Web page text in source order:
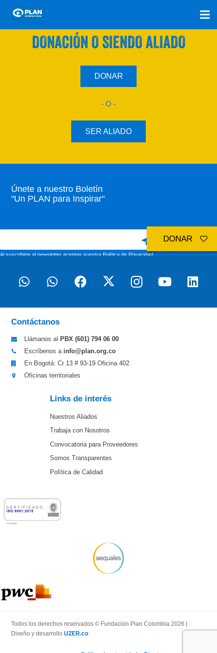
SÚMATE A NUESTRO PLAN CON UNA
DONACIÓN O SIENDO ALIADO
DONAR
- O -
SER ALIADO
Únete a nuestro Boletín
"Un PLAN para Inspirar"
Al suscribirte al newsletter aceptas nuestraPolítica de Privacidad
Contáctanos
Llámanos al PBX (601) 794 06 00
Escríbenos a info@plan.org.co
En Bogotá: Cr 13 # 93-19 Oficina 402
Oficinas territoriales
Links de interés
Nuestros Aliados
Trabaja con Nosotros
Convocatoria para Proveedores
Somos Transparentes
Política de Calidad
Todos los derechos reservados © Fundación Plan Colombia 2026 |
Diseño y desarrollo UZER.co
DONAR